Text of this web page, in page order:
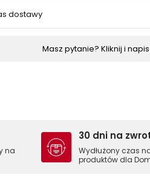
dostawy
Masz pytanie? Kliknij i
na
30 dni na
Wydłużony czas
produktów dla